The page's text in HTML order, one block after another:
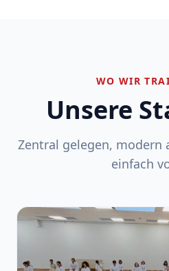
WO WIR
Unsere
Zentral gelegen, modern
einfach